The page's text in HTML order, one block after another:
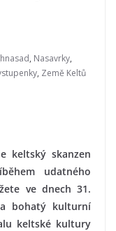
, Nasavrky,
, Země Keltů
keltský skanzen
udatného
ve dnech 31.
bohatý kulturní
keltské kultury